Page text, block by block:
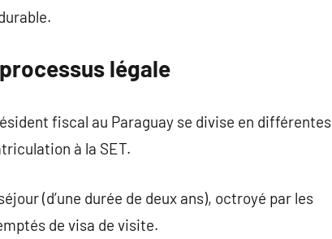
légale
fiscal au Paraguay se divise en différentes
à la SET.
(d’une durée de deux ans), octroyé par les
de visa de visite.